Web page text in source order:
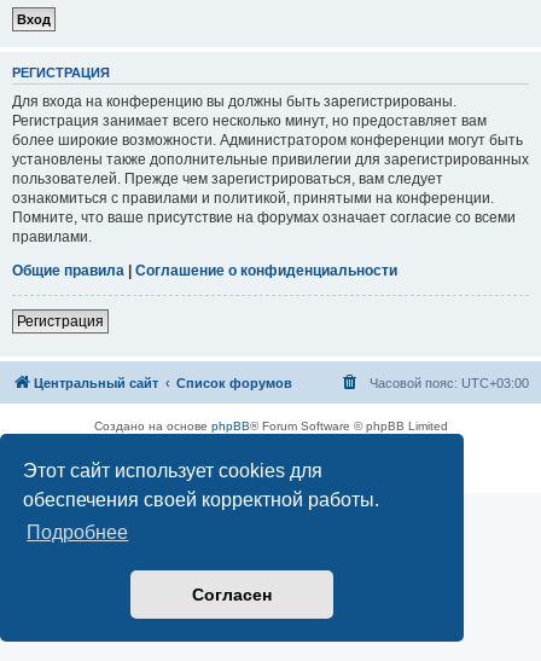
Этот сайт использует cookies для
обеспечения своей корректной работы.
Подробнее
Согласен
РЕГИСТРАЦИЯ
Для входа на конференцию вы должны быть зарегистрированы.
Регистрация занимает всего несколько минут, но предоставляет вам
более широкие возможности. Администратором конференции могут быть
установлены также дополнительные привилегии для зарегистрированных
пользователей. Прежде чем зарегистрироваться, вам следует
ознакомиться с правилами и политикой, принятыми на конференции.
Помните, что ваше присутствие на форумах означает согласие со всеми
правилами.
Общие правила | Соглашение о конфиденциальности
Регистрация
Центральный сайт Список форумов Часовой пояс: UTC+03:00
Создано на основе phpBB® Forum Software © phpBB Limited
Конфиденциальность|Правила